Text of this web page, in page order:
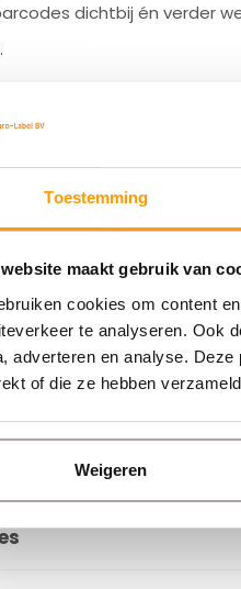
Toestemming
website maakt gebruik van
cookies om content
te analyseren. Ook
adverteren en analyse.
of die ze hebben
Weigeren
dichtbij én verder
moeten accessoires zoals
producten.
de Zebra TC22.